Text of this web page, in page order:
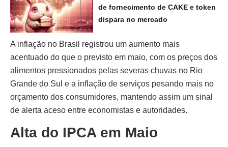
de fornecimento de CAKE e token
dispara no mercado
A inflação no Brasil registrou um aumento mais
acentuado do que o previsto em maio, com os preços dos
alimentos pressionados pelas severas chuvas no Rio
Grande do Sul e a inflação de serviços pesando mais no
orçamento dos consumidores, mantendo assim um sinal
de alerta aceso entre economistas e autoridades.
Alta do IPCA em Maio